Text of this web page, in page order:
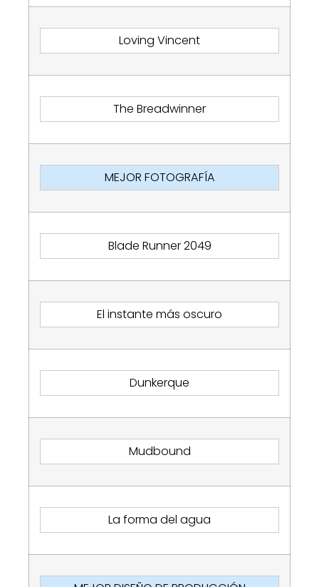
Loving Vincent
The Breadwinner
MEJOR FOTOGRAFÍA
Blade Runner 2049
El instante más oscuro
Dunkerque
Mudbound
La forma del agua